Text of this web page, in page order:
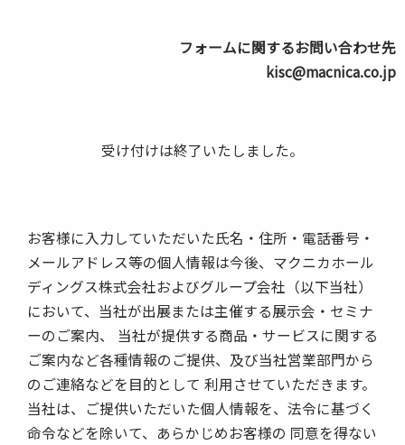
フォームに関するお問い合わせ先
kisc@macnica.co.jp
受け付けは終了いたしました。
お客様に入力していただいた氏名・住所・電話番号・
メールアドレス等の個人情報は今後、マクニカホール
ディングス株式会社およびグループ会社（以下当社）
において、当社が出展または主催する展示会・セミナ
ーのご案内、 当社が提供する商品・サービスに関する
ご案内など各種情報のご提供、及び当社営業部門から
のご連絡などを目的として 利用させていただきます。
当社は、ご提供いただいた個人情報を、法令に基づく
命令などを除いて、あらかじめお客様の 同意を得ない